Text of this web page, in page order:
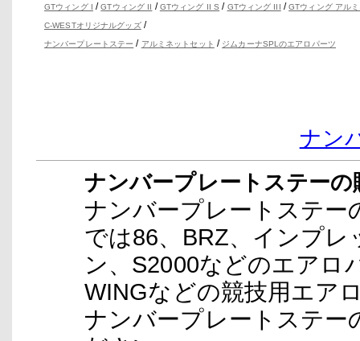
GTウィング I /GTウィング II /GTウィング II S / GTウィング III /GTウィング アル
C-WESTオリジナルグッズ/
ナンバープレートステー / アルミネットセット / ジムカーナSPLのエアロパーツ
ナン
ナンバープレートステー
ナンバープレートステー
では86、BRZ、インプ
ン、S2000などのエアロ
WINGなどの競技用エア
ナンバープレートステー